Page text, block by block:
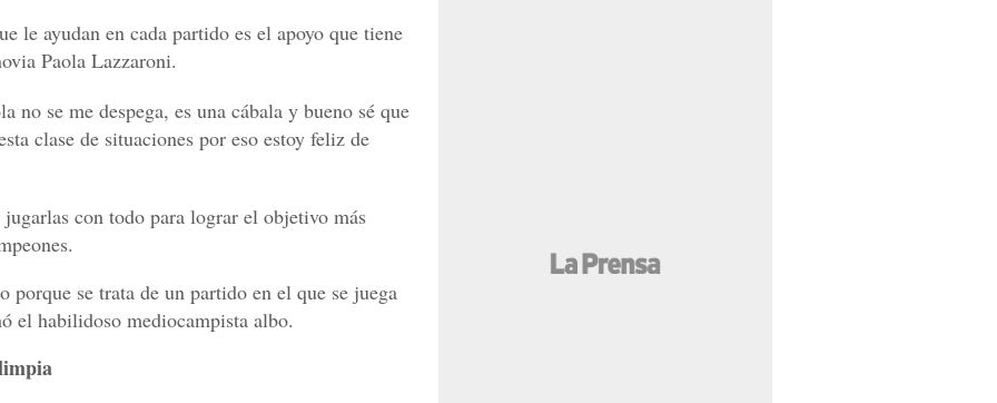
le ayudan en cada partido es el apoyo que tiene
Paola Lazzaroni.
se me despega, es una cábala y bueno sé que
clase de situaciones por eso estoy feliz de
con todo para lograr el objetivo más
porque se trata de un partido en el que se juega
el habilidoso mediocampista albo.